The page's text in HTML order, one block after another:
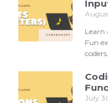
Learn
Fun
coders.
July